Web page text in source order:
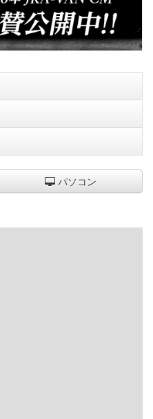
パソコン